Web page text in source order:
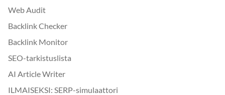
Web Audit
Backlink Checker
Backlink Monitor
SEO-tarkistuslista
AI Article Writer
ILMAISEKSI: SERP-simulaattori